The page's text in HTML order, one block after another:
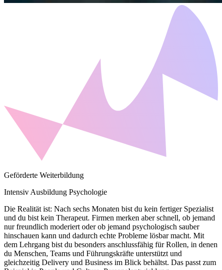
Geförderte Weiterbildung
Intensiv Ausbildung Psychologie
Die Realität ist: Nach sechs Monaten bist du kein fertiger Spezialist
und du bist kein Therapeut. Firmen merken aber schnell, ob jemand
nur freundlich moderiert oder ob jemand psychologisch sauber
hinschauen kann und dadurch echte Probleme lösbar macht. Mit
dem Lehrgang bist du besonders anschlussfähig für Rollen, in denen
du Menschen, Teams und Führungskräfte unterstützt und
gleichzeitig Delivery und Business im Blick behältst. Das passt zum